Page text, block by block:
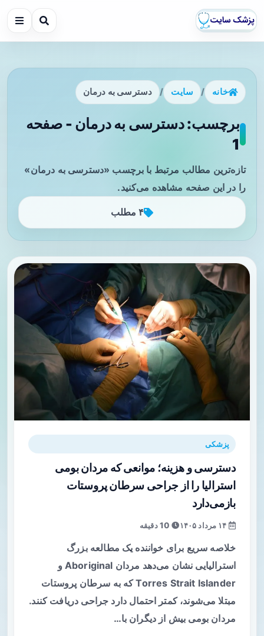
خانه / سایت / دسترسی به درمان
برچسب: دسترسی به درمان - صفحه
1
تازه‌ترین مطالب مرتبط با برچسب «دسترسی به درمان»
را در این صفحه مشاهده می‌کنید.
۴ مطلب
پزشکی
دسترسی و هزینه؛ موانعی که مردان بومی
استرالیا را از جراحی سرطان پروستات
بازمی‌دارد
10 دقیقه
خلاصه سریع برای خواننده یک مطالعه بزرگ
استرالیایی نشان می‌دهد مردان Aboriginal و
Torres Strait Islander که به سرطان پروستات
مبتلا می‌شوند، کمتر احتمال دارد جراحی دریافت کنند.
مردان بومی بیش از دیگران با…